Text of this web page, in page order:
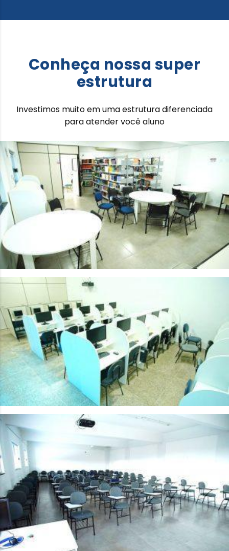
Conheça nossa super
estrutura
Investimos muito em uma estrutura diferenciada
para atender você aluno